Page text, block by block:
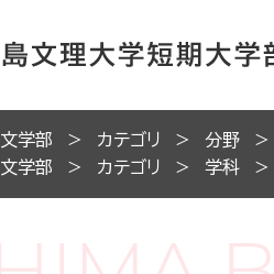
文学部 カテゴリ 分野
文学部 カテゴリ 学科